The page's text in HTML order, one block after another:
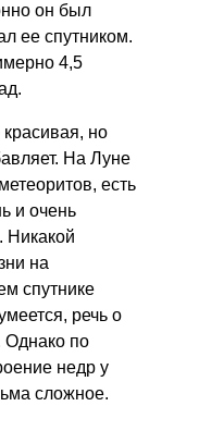
он был
ее спутником.
4,5
но
На Луне
есть
и очень
Никакой
на
спутнике
речь о
Однако по
недр у
сложное.